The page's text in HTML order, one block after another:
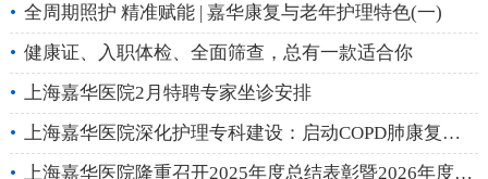
• 全周期照护 精准赋能 | 嘉华康复与老年护理特色(一)
• 健康证、入职体检、全面筛查，总有一款适合你
• 上海嘉华医院2月特聘专家坐诊安排
• 上海嘉华医院深化护理专科建设：启动COPD肺康复专科小组，赋能患者健康管理
• 上海嘉华医院隆重召开2025年度总结表彰暨2026年度工作计划会